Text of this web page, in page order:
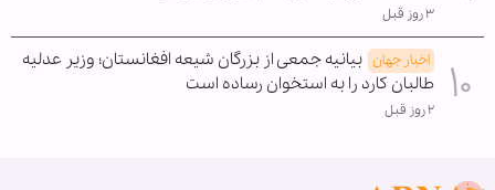
۳ روز قبل
اخبار جهان بیانیه جمعی از بزرگان شیعه افغانستان؛ وزیر عدلیه
طالبان کارد را به استخوان رساده است
۲ روز قبل